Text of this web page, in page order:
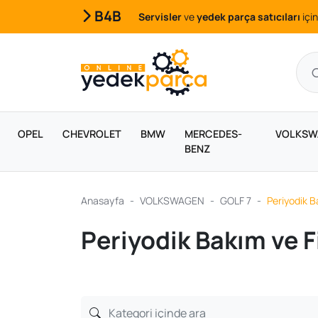
B4B Servislerveyedek parça satıcıları
OPEL CHEVROLET BMW
MERCEDES-
BENZ
Anasayfa VOLKSWAGEN GOLF 7 Periyodik
Periyodik Bakım ve